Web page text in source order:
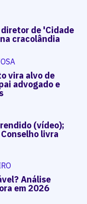
de 'Cidade
cracolândia
vira alvo de
advogado e
(vídeo);
livra
Análise
em 2026